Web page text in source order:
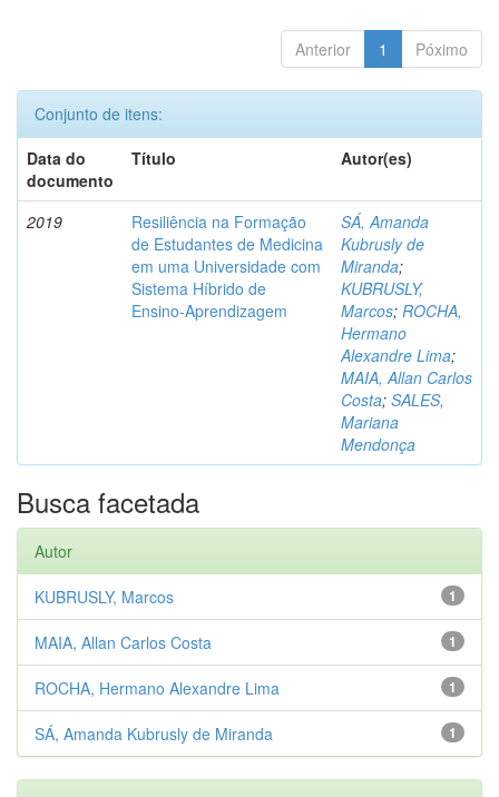
Anterior 1 Póximo
Conjunto de itens:
Data do
documento
Título Autor(es)
2019
Resiliência na Formação
de Estudantes de Medicina
em uma Universidade com
Sistema Híbrido de
Ensino-Aprendizagem
SÁ, Amanda
Kubrusly de
Miranda;
KUBRUSLY,
Marcos; ROCHA,
Hermano
Alexandre Lima;
MAIA, Allan Carlos
Costa; SALES,
Mariana
Mendonça
Busca facetada
Autor
1
KUBRUSLY, Marcos
1
MAIA, Allan Carlos Costa
1
ROCHA, Hermano Alexandre Lima
1
SÁ, Amanda Kubrusly de Miranda